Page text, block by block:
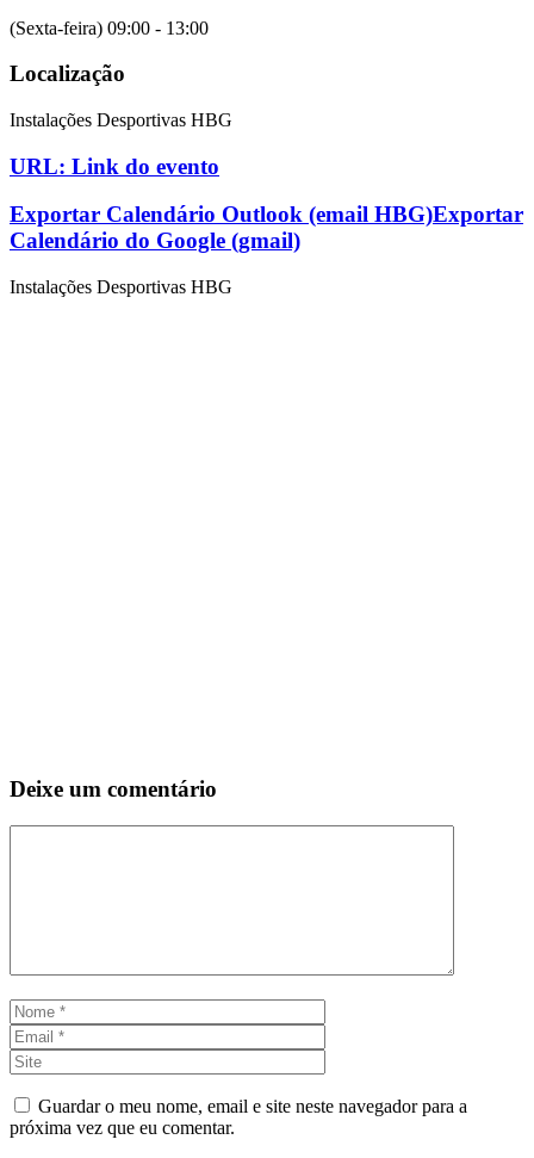
(Sexta-feira) 09:00 - 13:00
Localização
Instalações Desportivas HBG
URL: Link do evento
Exportar Calendário Outlook (email HBG)Exportar
Calendário do Google (gmail)
Instalações Desportivas HBG
Deixe um comentário
Nome
Guardar o meu nome, email e site neste navegador para a
próxima vez que eu comentar.